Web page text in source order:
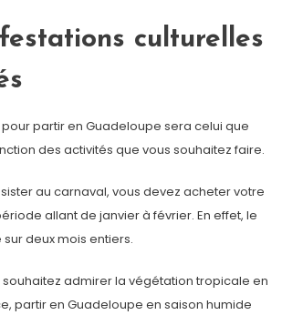
culturelles
partir en Guadeloupe sera celui que
des activités que vous souhaitez faire.
au carnaval, vous devez acheter votre
allant de janvier à février. En effet, le
deux mois entiers.
souhaitez admirer la végétation tropicale en
partir en Guadeloupe en saison humide